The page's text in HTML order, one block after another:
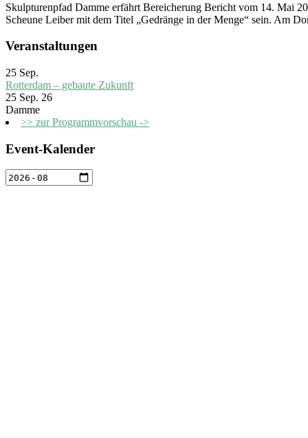
Skulpturenpfad Damme erfährt Bereicherung Bericht vom 14. Mai
Scheune Leiber mit dem Titel „Gedränge in der Menge“ sein. Am
Veranstaltungen
25 Sep.
Rotterdam – gebaute Zukunft
25 Sep. 26
Damme
>> zur Programmvorschau ->
Event-Kalender